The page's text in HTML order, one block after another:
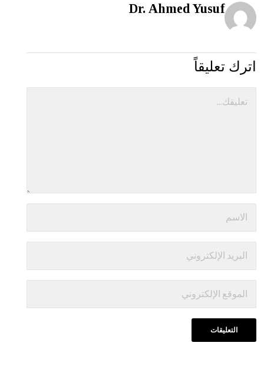
Dr. Ahmed Yusuf
اترك تعليقاً